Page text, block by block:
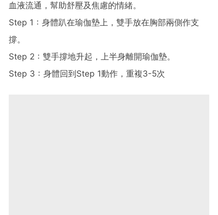
血液流通，幫助舒壓及焦慮的情緒。
Step 1 : 身體趴在瑜伽墊上，雙手放在胸部兩側作支
撐。
Step 2 : 雙手撐地升起，上半身離開瑜伽墊。
Step 3 : 身體回到Step 1動作，重複3-5次